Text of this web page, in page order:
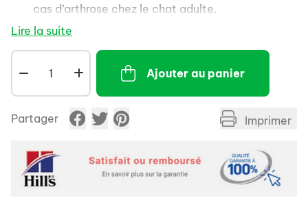
cas d’arthrose chez le chat adulte.
Cet aliment a une faible teneur en phosphore,
une teneur restreinte en protéines de haute
qualité, une teneur élevée en DHA et en acides
gras Oméga-3 totaux, des teneurs élevées en
méthionine et en manganèse, et une teneur
adéquate en vitamine E.
Lire la suite
Ajouter au panier
Partager Imprimer